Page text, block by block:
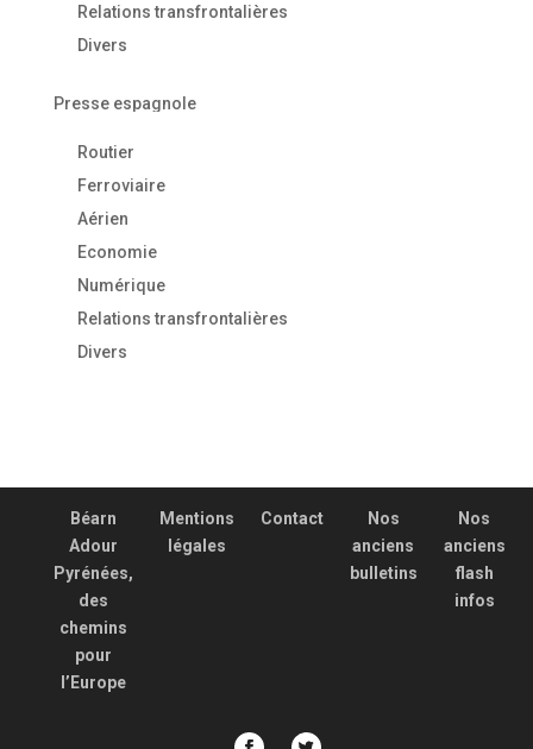
Relations transfrontalières
Divers
Presse espagnole
Routier
Ferroviaire
Aérien
Economie
Numérique
Relations transfrontalières
Divers
Béarn
Adour
Pyrénées,
des
chemins
pour
l’Europe
Mentions
légales
Contact
Nos
anciens
bulletins
Nos
anciens
flash
infos